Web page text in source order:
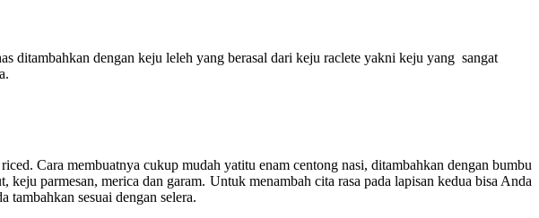
ditambahkan dengan keju leleh yang berasal dari keju raclete yakni keju yang sangat
Cara membuatnya cukup mudah yatitu enam centong nasi, ditambahkan dengan bumbu
parmesan, merica dan garam. Untuk menambah cita rasa pada lapisan kedua bisa Anda
tambahkan sesuai dengan selera.